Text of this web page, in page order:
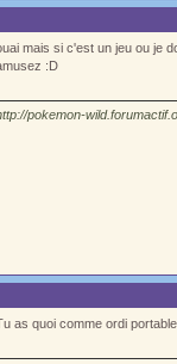
mais si c'est un jeu ou je
:D
pokemon-
as quoi comme ordi